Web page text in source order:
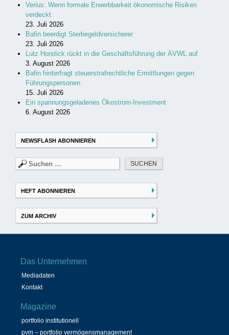
Verius: Wenn formale Erwerbbarkeit ökonomische Risiken
verdeckt
23. Juli 2026
Bafin beerdigt Sterbegeldversicherer
23. Juli 2026
Lutz Horstick rückt in die Geschäftsführung der ÄVWL auf
3. August 2026
Bafin hinterfragt steuerstrafrechtliche Ermittlungen gegen
Führungspersonen
15. Juli 2026
Ein spannungsgeladenes Ökostrom-Investment
6. August 2026
NEWSFLASH ABONNIEREN
Suchen
nach:
HEFT ABONNIEREN
ZUM ARCHIV
Das Unternehmen
Mediadaten
Kontakt
Magazine
portfolio institutionell
pvm – portfolio vermögensmanagement